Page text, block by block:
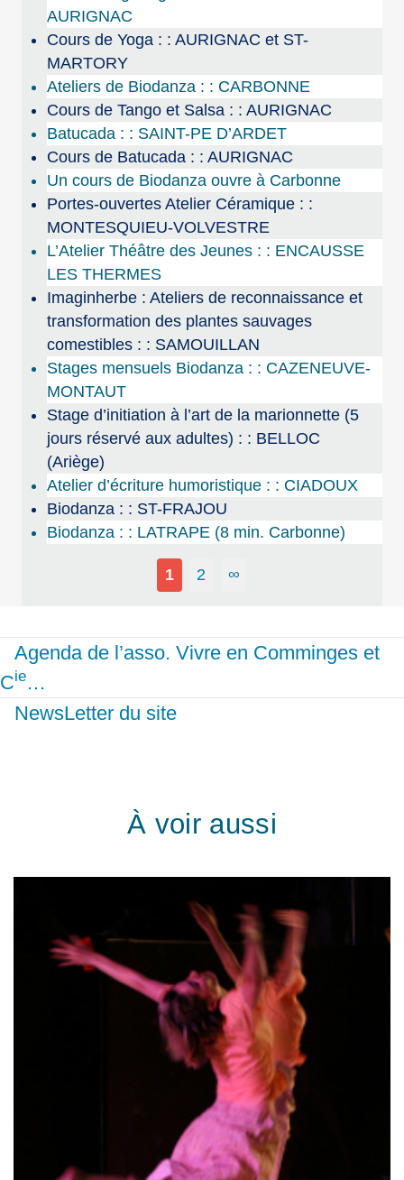
AURIGNAC
Cours de Yoga : : AURIGNAC et ST-
MARTORY
Ateliers de Biodanza : : CARBONNE
Cours de Tango et Salsa : : AURIGNAC
Batucada : : SAINT-PE D’ARDET
Cours de Batucada : : AURIGNAC
Un cours de Biodanza ouvre à Carbonne
Portes-ouvertes Atelier Céramique : :
MONTESQUIEU-VOLVESTRE
L’Atelier Théâtre des Jeunes : : ENCAUSSE
LES THERMES
Imaginherbe : Ateliers de reconnaissance et
transformation des plantes sauvages
comestibles : : SAMOUILLAN
Stages mensuels Biodanza : : CAZENEUVE-
MONTAUT
Stage d’initiation à l’art de la marionnette (5
jours réservé aux adultes) : : BELLOC
(Ariège)
Atelier d’écriture humoristique : : CIADOUX
Biodanza : : ST-FRAJOU
Biodanza : : LATRAPE (8 min. Carbonne)
1 2 ∞
Agenda de l’asso. Vivre en Comminges et
Cie…
NewsLetter du site
À voir aussi